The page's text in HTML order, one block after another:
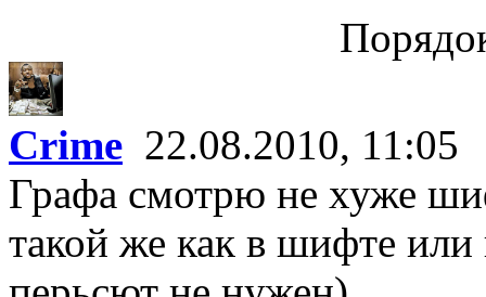
Crime 22.08.2010, 11:05
Графа смотрю не хуже
такой же как в шифте или